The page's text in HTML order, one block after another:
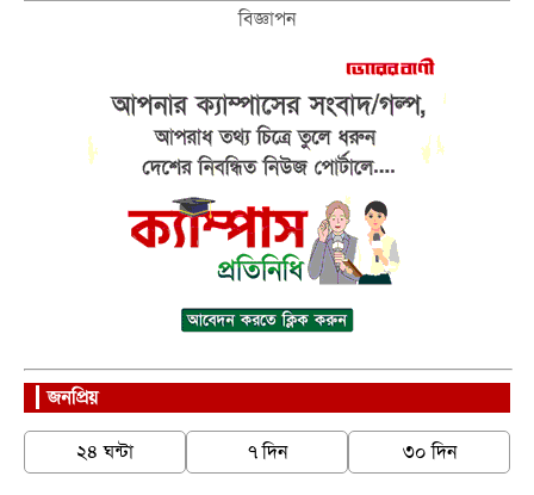
বিজ্ঞাপন
জনপ্রিয়
২৪ ঘন্টা ৭ দিন ৩০ দিন